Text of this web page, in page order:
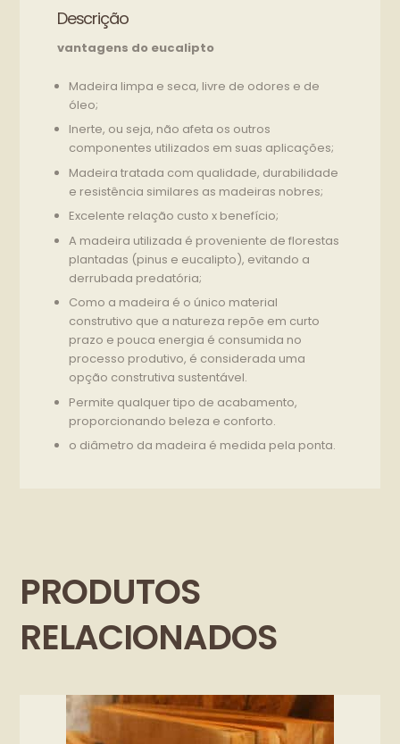
Descrição
vantagens do eucalipto
Madeira limpa e seca, livre de odores e de
óleo;
Inerte, ou seja, não afeta os outros
componentes utilizados em suas aplicações;
Madeira tratada com qualidade, durabilidade
e resistência similares as madeiras nobres;
Excelente relação custo x benefício;
A madeira utilizada é proveniente de florestas
plantadas (pinus e eucalipto), evitando a
derrubada predatória;
Como a madeira é o único material
construtivo que a natureza repõe em curto
prazo e pouca energia é consumida no
processo produtivo, é considerada uma
opção construtiva sustentável.
Permite qualquer tipo de acabamento,
proporcionando beleza e conforto.
o diâmetro da madeira é medida pela ponta.
PRODUTOS
RELACIONADOS